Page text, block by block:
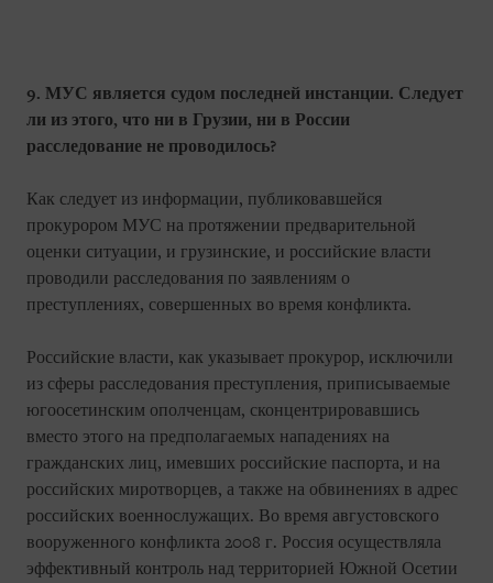
9. МУС является судом последней инстанции. Следует
ли из этого, что ни в Грузии, ни в России
расследование не проводилось?
Как следует из информации, публиковавшейся
прокурором МУС на протяжении предварительной
оценки ситуации, и грузинские, и российские власти
проводили расследования по заявлениям о
преступлениях, совершенных во время конфликта.
Российские власти, как указывает прокурор, исключили
из сферы расследования преступления, приписываемые
югоосетинским ополченцам, сконцентрировавшись
вместо этого на предполагаемых нападениях на
гражданских лиц, имевших российские паспорта, и на
российских миротворцев, а также на обвинениях в адрес
российских военнослужащих. Во время августовского
вооруженного конфликта 2008 г. Россия осуществляла
эффективный контроль над территорией Южной Осетии